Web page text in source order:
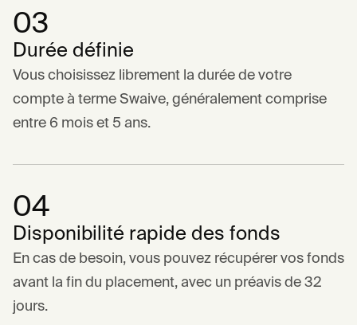
03
Durée définie
Vous choisissez librement la durée de votre
compte à terme Swaive, généralement comprise
entre 6 mois et 5 ans.
04
Disponibilité rapide des fonds
En cas de besoin, vous pouvez récupérer vos fonds
avant la fin du placement, avec un préavis de 32
jours.